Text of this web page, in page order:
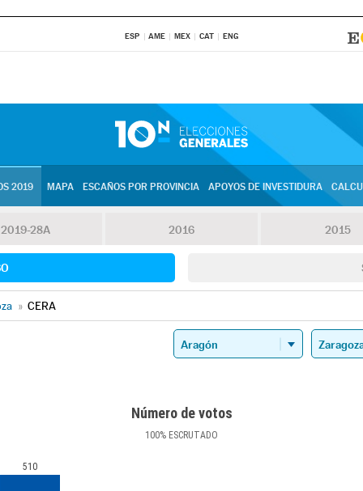
ESP AME MEX CAT ENG
2019 MAPA ESCAÑOS POR PROVINCIA APOYOS DE INVESTIDURA
2019-28A 2016 2015
» CERA
Número de votos
100% ESCRUTADO
510